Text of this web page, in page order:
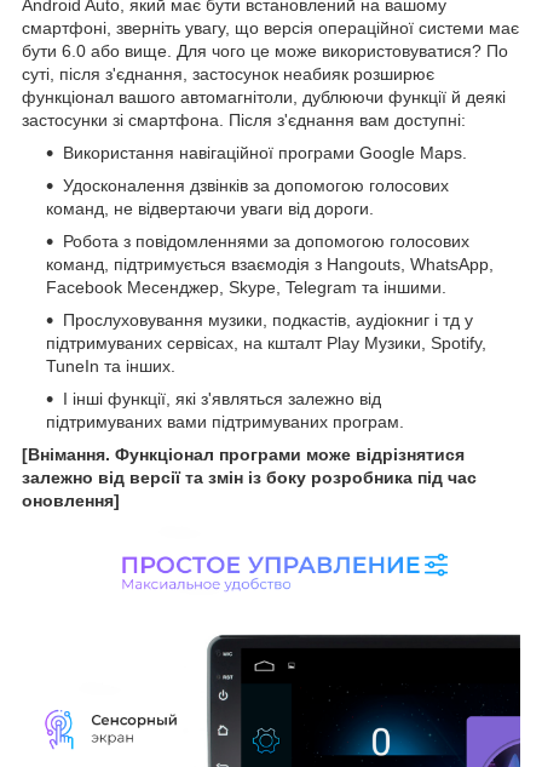
Android Auto, який має бути встановлений на вашому
смартфоні, зверніть увагу, що версія операційної системи має
бути 6.0 або вище. Для чого це може використовуватися? По
суті, після з'єднання, застосунок неабияк розширює
функціонал вашого автомагнітоли, дублюючи функції й деякі
застосунки зі смартфона. Після з'єднання вам доступні:
Використання навігаційної програми Google Maps.
Удосконалення дзвінків за допомогою голосових
команд, не відвертаючи уваги від дороги.
Робота з повідомленнями за допомогою голосових
команд, підтримується взаємодія з Hangouts, WhatsApp,
Facebook Месенджер, Skype, Telegram та іншими.
Прослуховування музики, подкастів, аудіокниг і тд у
підтримуваних сервісах, на кшталт Play Музики, Spotify,
TuneIn та інших.
І інші функції, які з'являться залежно від
підтримуваних вами підтримуваних програм.
[Внімання. Функціонал програми може відрізнятися
залежно від версії та змін із боку розробника під час
оновлення]